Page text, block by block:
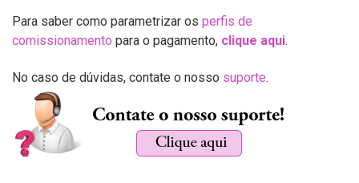
Para saber como parametrizar os perfis de
comissionamento para o pagamento, clique aqui.
No caso de dúvidas, contate o nosso suporte.